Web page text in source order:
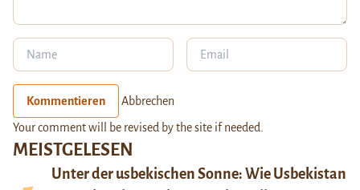
MEISTGELESEN
Unter der usbekischen Sonne: Wie Usbekistan
Kommentieren Abbrechen
Your comment will be revised by the site if needed.